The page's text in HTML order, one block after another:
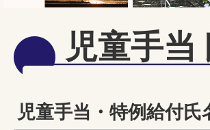
児童手当
児童手当・特例給付